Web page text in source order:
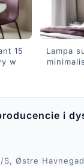
15
w
Lampa
i
S, Østre